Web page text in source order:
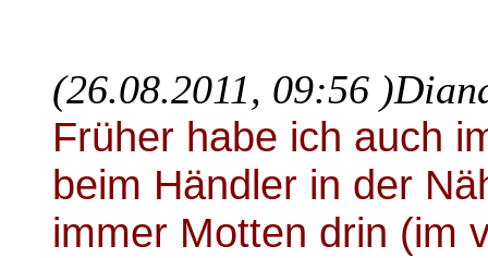
(26.08.2011, 09:56 )
Früher habe ich auch
beim Händler in der
immer Motten drin (im